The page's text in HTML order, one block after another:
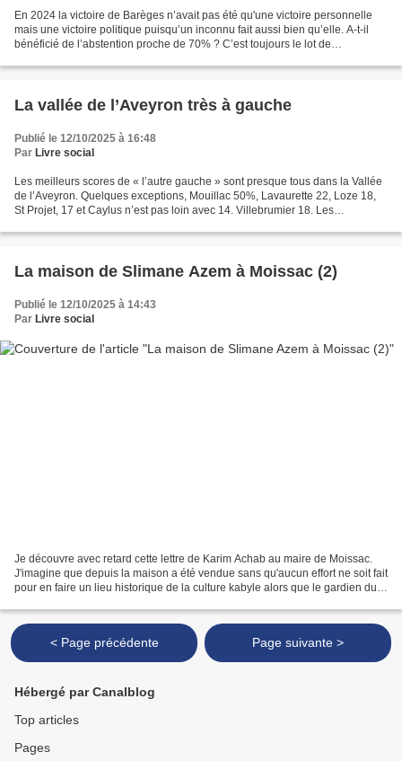
En 2024 la victoire de Barèges n’avait pas été qu'une victoire personnelle
mais une victoire politique puisqu’un inconnu fait aussi bien qu’elle. A-t-il
bénéficié de l’abstention proche de 70% ? C’est toujours le lot de
La vallée de l’Aveyron très à gauche
Publié le 12/10/2025 à 16:48
Par Livre social
Les meilleurs scores de « l’autre gauche » sont presque tous dans la Vallée
de l’Aveyron. Quelques exceptions, Mouillac 50%, Lavaurette 22, Loze 18,
St Projet, 17 et Caylus n’est pas loin avec 14. Villebrumier 18. Les
La maison de Slimane Azem à Moissac (2)
Publié le 12/10/2025 à 14:43
Par Livre social
Je découvre avec retard cette lettre de Karim Achab au maire de Moissac.
J'imagine que depuis la maison a été vendue sans qu'aucun effort ne soit fait
pour en faire un lieu historique de la culture kabyle alors que le gardien du
< Page précédente Page suivante >
Hébergé par Canalblog
Top articles
Pages